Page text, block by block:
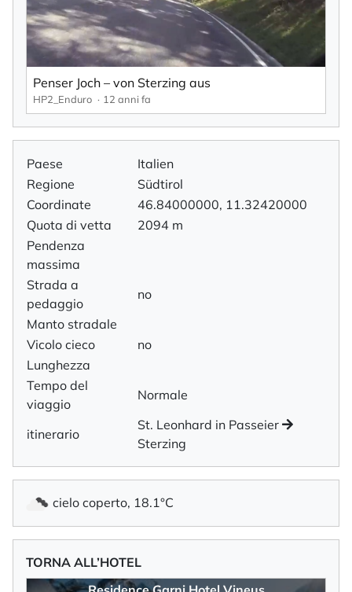
Penser Joch – von Sterzing aus
HP2_Enduro 12 anni fa
Paese
Italien
Regione
Südtirol
Coordinate
46.84000000, 11.32420000
Quota di vetta
2094 m
Pendenza
massima
Strada a
pedaggio
no
Manto stradale
Vicolo cieco
no
Lunghezza
Tempo del
viaggio
Normale
itinerario
St. Leonhard in Passeier
Sterzing
cielo coperto, 18.1°C
TORNA ALL’HOTEL